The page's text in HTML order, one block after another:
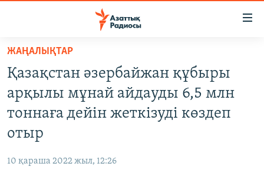
Skip
main
content
Skip
main
Skip
САЯСАТ
AZATTYQTV
ӘЛЕУМЕТ
ЖАҢАЛЫҚТАР
Қазақстан әзербайжан құбыры
арқылы мұнай айдауды 6,5 млн
тоннаға дейін жеткізуді көздеп
отыр
10 қараша 2022 жыл, 12:26